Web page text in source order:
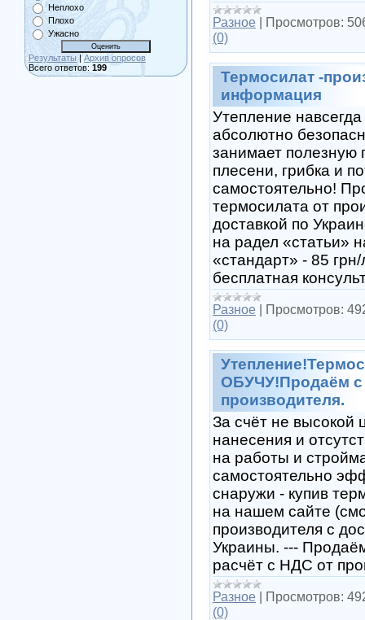
Неплохо
Плохо
Ужасно
Результаты | Архив опросов
Всего ответов: 199
Разное | Просмотров:
(0)
Термосилат -
информация
Утепление
абсолютно
занимает полезную
плесени, грибка и
самостоятельно!
термосилата от
доставкой по
на радел «статьи»
«стандарт» - 85
бесплатная
Разное | Просмотров:
(0)
ОБУЧУ!Продаём с
производителя.
За счёт не высокой
нанесения и
на работы и
самостоятельно
снаружи - купив
на нашем сайте
производителя с
Украины. ---
расчёт с НДС от
Разное | Просмотров:
(0)